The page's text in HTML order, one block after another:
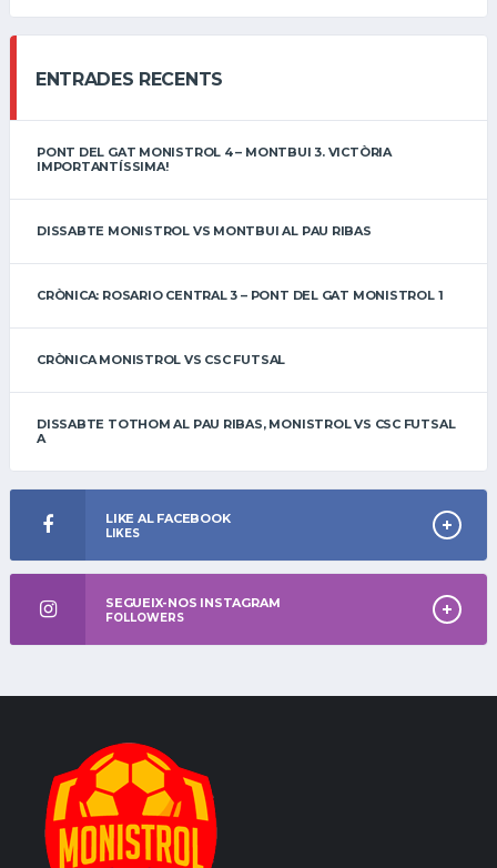
ENTRADES RECENTS
PONT DEL GAT MONISTROL 4 – MONTBUI 3. VICTÒRIA
IMPORTANTÍSSIMA!
DISSABTE MONISTROL VS MONTBUI AL PAU RIBAS
CRÒNICA: ROSARIO CENTRAL 3 – PONT DEL GAT MONISTROL 1
CRÒNICA MONISTROL VS CSC FUTSAL
DISSABTE TOTHOM AL PAU RIBAS, MONISTROL VS CSC FUTSAL
A
LIKE AL FACEBOOK
LIKES
SEGUEIX-NOS INSTAGRAM
FOLLOWERS